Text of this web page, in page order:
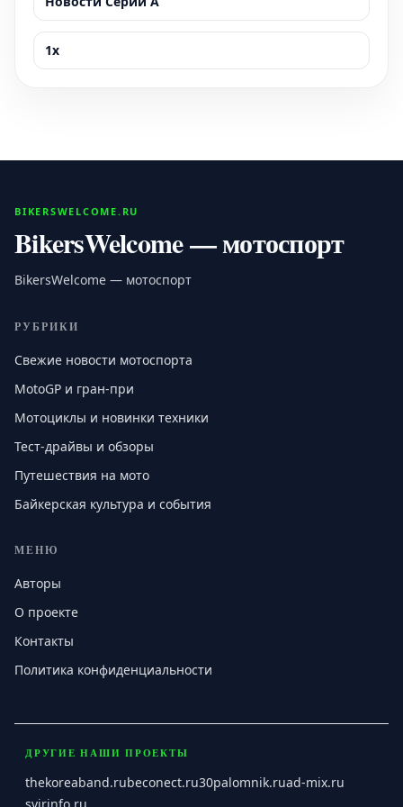
1x
BIKERSWELCOME.RU
BikersWelcome — мотоспорт
BikersWelcome — мотоспорт
РУБРИКИ
Свежие новости мотоспорта
MotoGP и гран-при
Мотоциклы и новинки техники
Тест-драйвы и обзоры
Путешествия на мото
Байкерская культура и события
МЕНЮ
Авторы
О проекте
Контакты
Политика конфиденциальности
ДРУГИЕ НАШИ ПРОЕКТЫ
thekoreaband.rubeconect.ru30palomnik.ruad-mix.ru